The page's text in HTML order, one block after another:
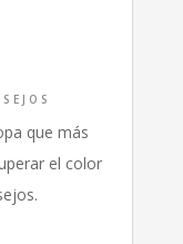
que más
el color